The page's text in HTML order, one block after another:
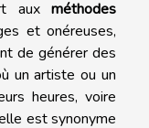
aux méthodes
et onéreuses,
de générer des
un artiste ou un
heures, voire
est synonyme